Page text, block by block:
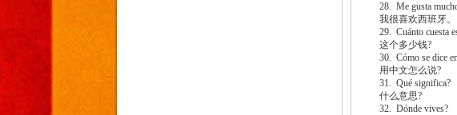
28. Me gusta
我很喜欢西班牙。
29. Cuánto cuesta
这个多少钱?
30. Cómo se dice
用中文怎么说?
31. Qué significa?
什么意思?
32. Dónde vives?